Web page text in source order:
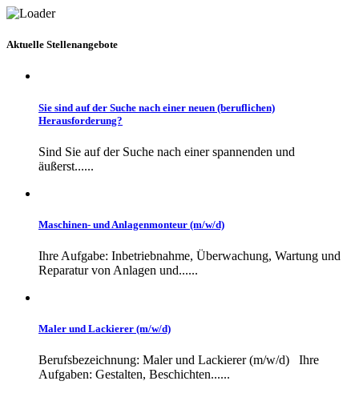
Aktuelle Stellenangebote
Sie sind auf der Suche nach einer neuen (beruflichen)
Herausforderung?
Sind Sie auf der Suche nach einer spannenden und
äußerst......
Maschinen- und Anlagenmonteur (m/w/d)
Ihre Aufgabe: Inbetriebnahme, Überwachung, Wartung und
Reparatur von Anlagen und......
Maler und Lackierer (m/w/d)
Berufsbezeichnung: Maler und Lackierer (m/w/d) Ihre
Aufgaben: Gestalten, Beschichten......